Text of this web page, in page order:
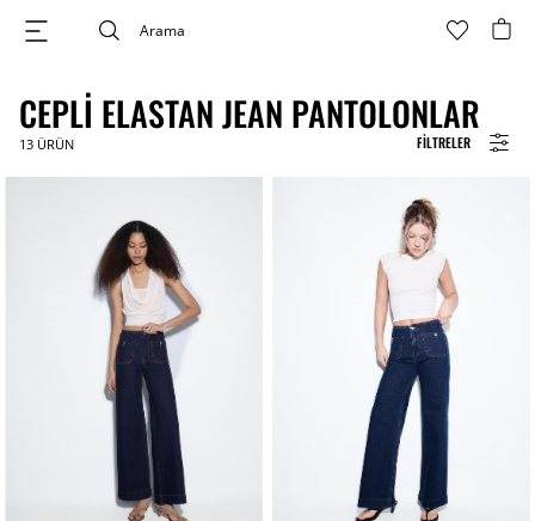
FILTRELER
CEPLI ELASTAN JEAN PANTOLONLAR
13 ÜRÜN